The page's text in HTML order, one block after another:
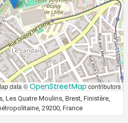
data ©OpenStreetMap contributors
Les Quatre Moulins, Brest, Finistère,
29200, France